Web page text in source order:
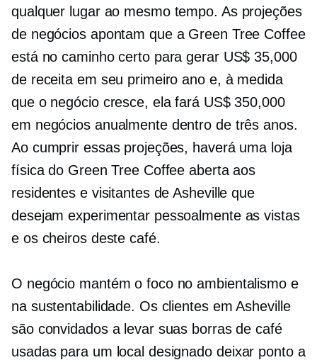
qualquer lugar ao mesmo tempo. As projeções
de negócios apontam que a Green Tree Coffee
está no caminho certo para gerar US$ 35,000
de receita em seu primeiro ano e, à medida
que o negócio cresce, ela fará US$ 350,000
em negócios anualmente dentro de três anos.
Ao cumprir essas projeções, haverá uma loja
física do Green Tree Coffee aberta aos
residentes e visitantes de Asheville que
desejam experimentar pessoalmente as vistas
e os cheiros deste café.
O negócio mantém o foco no ambientalismo e
na sustentabilidade. Os clientes em Asheville
são convidados a levar suas borras de café
usadas para um local designado deixar ponto a